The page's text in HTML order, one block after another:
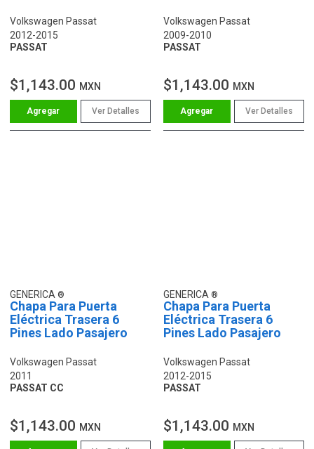
Volkswagen Passat
2012-2015
PASSAT
$1,143.00 MXN
Ver Detalles
Volkswagen Passat
2009-2010
PASSAT
$1,143.00 MXN
Ver Detalles
GENERICA
Chapa Para Puerta
Eléctrica Trasera 6
Pines Lado Pasajero
Volkswagen Passat
2011
PASSAT CC
$1,143.00 MXN
GENERICA
Chapa Para Puerta
Eléctrica Trasera 6
Pines Lado Pasajero
Volkswagen Passat
2012-2015
PASSAT
$1,143.00 MXN